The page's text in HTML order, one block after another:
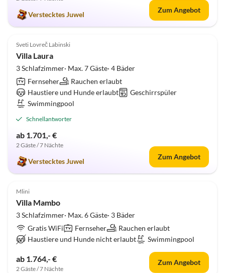
Verstecktes Juwel
Zum Angebot
5.0 (1)
Sveti Lovreč Labinski
Villa Laura
3 Schlafzimmer· Max. 7 Gäste· 4 Bäder
Fernseher
Rauchen erlaubt
Haustiere und Hunde erlaubt
Geschirrspüler
Swimmingpool
Schnellantworter
ab 1.701,- €
2 Gäste / 7 Nächte
Verstecktes Juwel
Zum Angebot
Mlini
Villa Mambo
3 Schlafzimmer· Max. 6 Gäste· 3 Bäder
Gratis WiFi
Fernseher
Rauchen erlaubt
Haustiere und Hunde nicht erlaubt
Swimmingpool
ab 1.764,- €
2 Gäste / 7 Nächte
Zum Angebot